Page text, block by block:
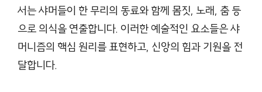
서는 샤머들이 한 무리의 동료와 함께 몸짓, 노래, 춤 등
으로 의식을 연출합니다. 이러한 예술적인 요소들은 샤
머니즘의 핵심 원리를 표현하고, 신앙의 힘과 기원을 전
달합니다.